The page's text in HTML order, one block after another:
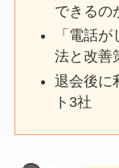
できるの
「電話
法と改善
退会後に
ト3社